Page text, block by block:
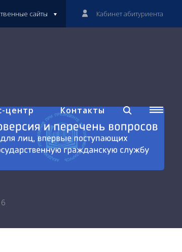
центр Контакты
сайты Кабинет абитуриента